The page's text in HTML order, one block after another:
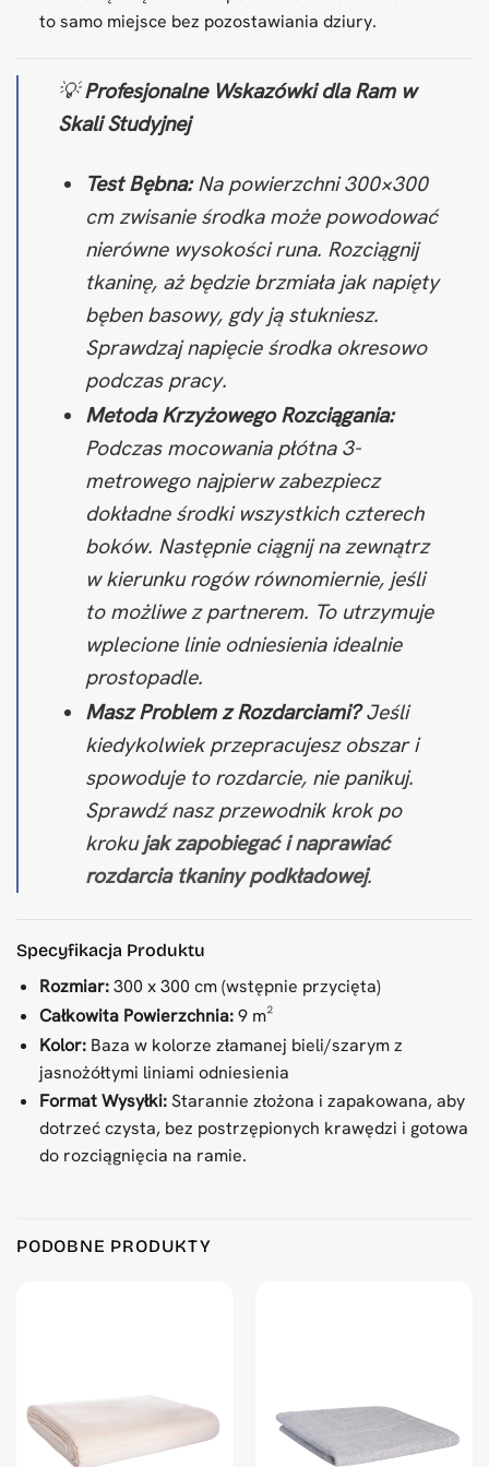
to samo miejsce bez pozostawiania dziury.
💡Profesjonalne Wskazówki dla Ram w
Skali Studyjnej
Test Bębna:Na powierzchni 300×300
cm zwisanie środka może powodować
nierówne wysokości runa. Rozciągnij
tkaninę, aż będzie brzmiała jak napięty
bęben basowy, gdy ją stukniesz.
Sprawdzaj napięcie środka okresowo
podczas pracy.
Metoda Krzyżowego Rozciągania:
Podczas mocowania płótna 3-
metrowego najpierw zabezpiecz
dokładne środki wszystkich czterech
boków. Następnie ciągnij na zewnątrz
w kierunku rogów równomiernie, jeśli
to możliwe z partnerem. To utrzymuje
wplecione linie odniesienia idealnie
prostopadle.
Masz Problem z Rozdarciami?Jeśli
kiedykolwiek przepracujesz obszar i
spowoduje to rozdarcie, nie panikuj.
Sprawdź nasz przewodnik krok po
krokujak zapobiegać i naprawiać
rozdarcia tkaniny podkładowej.
Specyfikacja Produktu
Rozmiar:300 x 300 cm (wstępnie przycięta)
Całkowita Powierzchnia:9 m²
Kolor:Baza w kolorze złamanej bieli/szarym z
jasnożółtymi liniami odniesienia
Format Wysyłki:Starannie złożona i zapakowana, aby
dotrzeć czysta, bez postrzępionych krawędzi i gotowa
do rozciągnięcia na ramie.
Primary Tufting Cloth 300x300cm
Berenike
Rating: 5/5
PODOBNE PRODUKTY